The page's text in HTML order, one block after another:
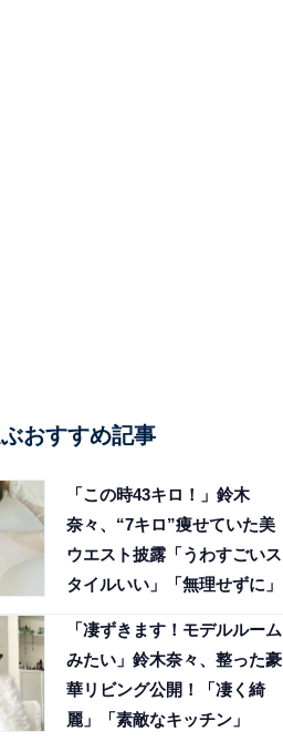
おすすめ記事
「この時43キロ！」鈴木
奈々、“7キロ”痩せていた美
ウエスト披露「うわすごいス
タイルいい」「無理せずに」
「凄ずきます！モデルルーム
みたい」鈴木奈々、整った豪
華リビング公開！「凄く綺
麗」「素敵なキッチン」